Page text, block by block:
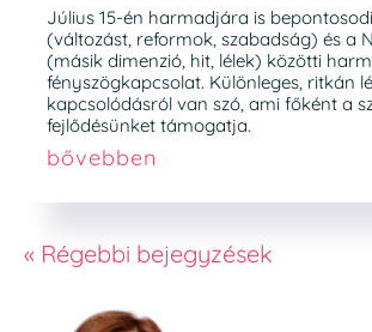
Július 15-én harmadjára is
(változást, reformok, szabadság) és a
(másik dimenzió, hit, lélek) közötti
fényszögkapcsolat. Különleges, ritkán
kapcsolódásról van szó, ami főként a
fejlődésünket támogatja.
bővebben
« Régebbi bejegyzések